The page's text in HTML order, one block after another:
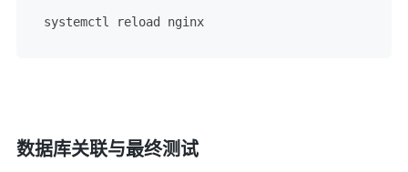
systemctl reload nginx
数据库关联与最终测试